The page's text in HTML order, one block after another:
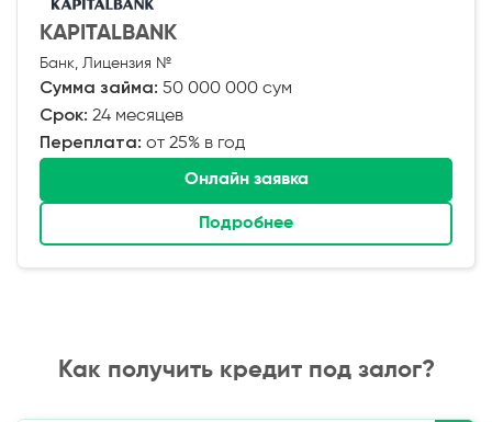
KAPITALBANK
Банк, Лицензия №
Сумма займа: 50 000 000 сум
Срок: 24 месяцев
Переплата: от 25% в год
Онлайн заявка
Подробнее
Как получить кредит под залог?